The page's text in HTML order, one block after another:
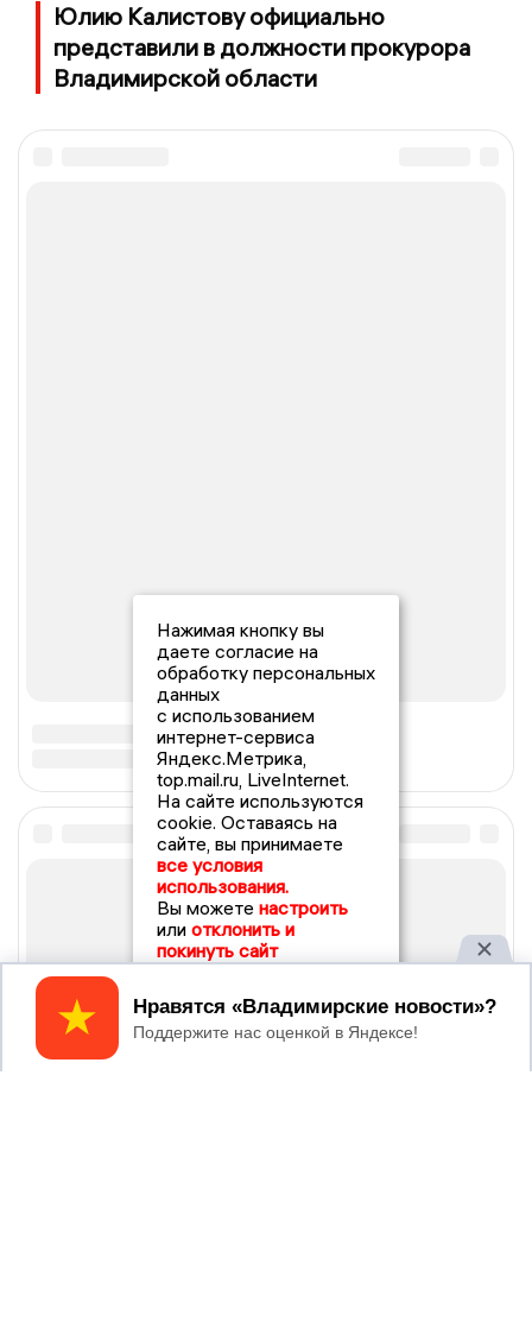
Юлию Калистову официально
представили в должности прокурора
Владимирской области
Нажимая кнопку вы
даете согласие на
обработку персональных
данных
с использованием
интернет-сервиса
Яндекс.Метрика,
top.mail.ru, LiveInternet.
На сайте используются
cookie. Оставаясь на
сайте, вы принимаете
все условия
использования.
Вы можете настроить
или отклонить и
покинуть сайт
Принять